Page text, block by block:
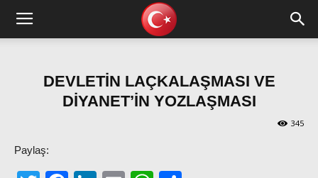
DEVLETİN LAÇKALAŞMASI VE
DİYANET’İN YOZLAŞMASI
345
Paylaş: